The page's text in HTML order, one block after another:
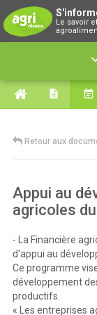
Le savoir
Le savoir
Retour aux
Appui au
agricoles
- La Financière
d'appui au
Ce programme
développement
productifs.
« Les entreprises